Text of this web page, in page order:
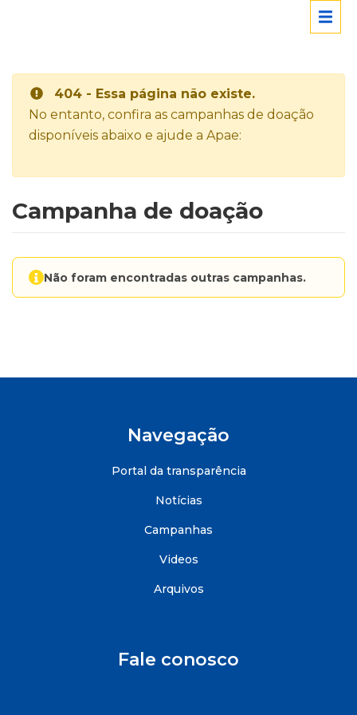
404 - Essa página não existe.
No entanto, confira as campanhas de doação
disponíveis abaixo e ajude a Apae:
Campanha de doação
Não foram encontradas outras campanhas.
Navegação
Portal da transparência
Notícias
Campanhas
Videos
Arquivos
Fale conosco